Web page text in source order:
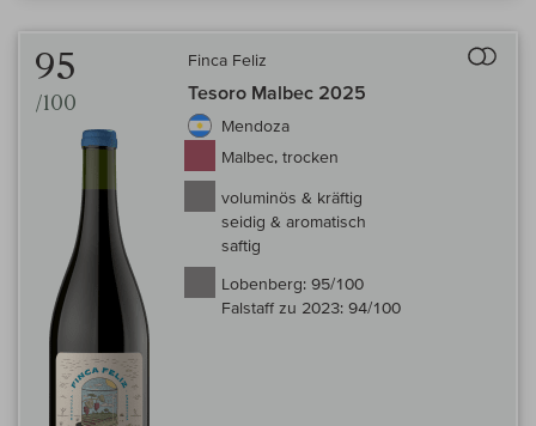
95
/100
Finca Feliz
Tesoro Malbec 2025
Mendoza
Malbec, trocken
voluminös & kräftig
seidig & aromatisch
saftig
Lobenberg: 95/100
Falstaff zu 2023: 94/100